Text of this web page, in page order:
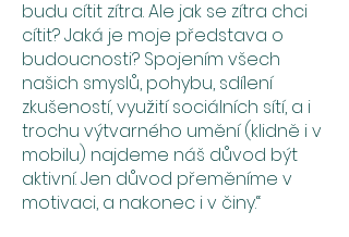
budu cítit zítra. Ale jak se zítra chci
cítit? Jaká je moje představa o
budoucnosti? Spojením všech
našich smyslů, pohybu, sdílení
zkušeností, využití sociálních sítí, a i
trochu výtvarného umění (klidně i v
mobilu) najdeme náš důvod být
aktivní. Jen důvod přeměníme v
motivaci, a nakonec i v činy.“